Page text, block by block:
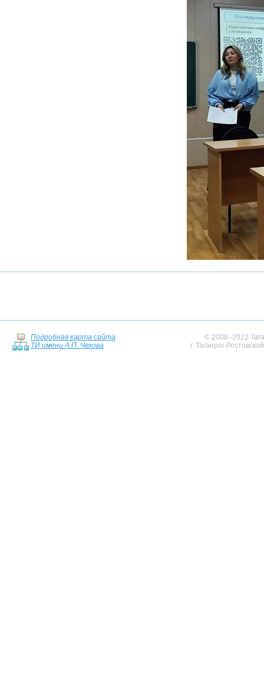
Подробная карта сайта
ТИ имени А.П. Чехова
© 2008–2022
г. Таганрог